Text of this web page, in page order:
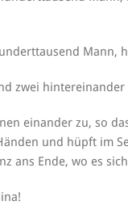
Mann,
zwei
einander zu, so
und hüpft im
ans Ende, wo es